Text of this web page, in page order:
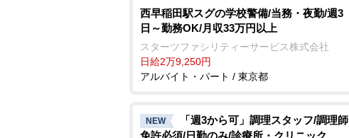
西早稲田駅スグの学校警備/当務・夜勤/週3
日～勤務OK/月収33万円以上
スターツファシリティーサービス株式会社
日給2万9,250円
アルバイト・パート / 東京都
NEW
「週3から可」調理スタッフ/調理師
免許必須/日勤のみ/診療所・クリニック